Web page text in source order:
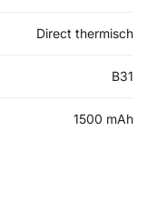
Direct thermisch
B31
1500 mAh